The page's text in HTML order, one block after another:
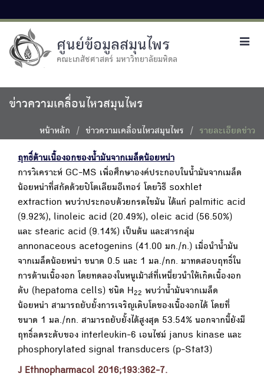
ศูนย์ข้อมูลสมุนไพร
คณะเภสัชศาสตร์ มหาวิทยาลัยมหิดล
ข่าวความเคลื่อนไหวสมุนไพร
หน้าหลัก ข่าวความเคลื่อนไหวสมุนไพร รายละเอียดข่าว
ฤทธิ์ต้านเนื้องอกของน้ำมันจากเมล็ดน้อยหน่า
การวิเคราะห์ GC-MS เพื่อศึกษาองค์ประกอบในน้ำมันจากเมล็ด
น้อยหน่าที่สกัดด้วยปิโตเลียมอีเทอร์ โดยวิธี soxhlet
extraction พบว่าประกอบด้วยกรดไขมัน ได้แก่ palmitic acid
(9.92%), linoleic acid (20.49%), oleic acid (56.50%)
และ stearic acid (9.14%) เป็นต้น และสารกลุ่ม
annonaceous acetogenins (41.00 มก./ก.) เมื่อนำน้ำมัน
จากเมล็ดน้อยหน่า ขนาด 0.5 และ 1 มล./กก. มาทดสอบฤทธิ์ใน
การต้านเนื้องอก โดยทดลองในหนูเม้าส์ที่เหนี่ยวนำให้เกิดเนื้องอก
ตับ (hepatoma cells) ชนิด H22 พบว่าน้ำมันจากเมล็ด
น้อยหน่า สามารถยับยั้งการเจริญเติบโตของเนื้องอกได้ โดยที่
ขนาด 1 มล./กก. สามารถยับยั้งได้สูงสุด 53.54% นอกจากนี้ยังมี
ฤทธิ์ลดระดับของ interleukin-6 เอนไซม์ janus kinase และ
phosphorylated signal transducers (p-Stat3)
J Ethnopharmacol 2016;193:362-7.